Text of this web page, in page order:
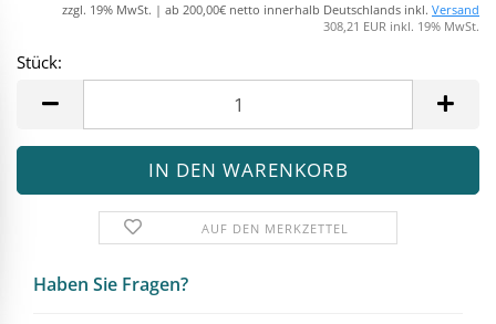
zzgl. 19% MwSt. | ab 200,00€ netto innerhalb Deutschlands inkl. Versand
308,21 EUR inkl. 19% MwSt.
Stück:
AUF DEN MERKZETTEL
Haben Sie Fra­gen?